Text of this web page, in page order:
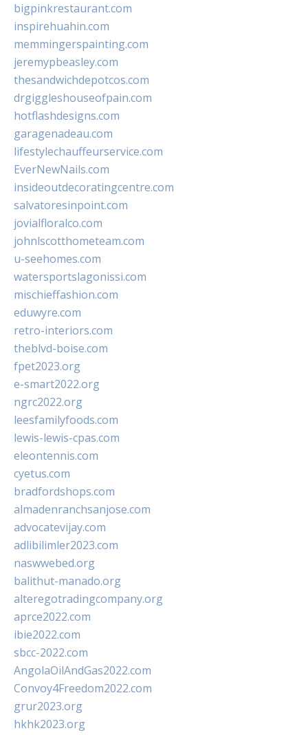
bigpinkrestaurant.com
inspirehuahin.com
memmingerspainting.com
jeremypbeasley.com
thesandwichdepotcos.com
drgiggleshouseofpain.com
hotflashdesigns.com
garagenadeau.com
lifestylechauffeurservice.com
EverNewNails.com
insideoutdecoratingcentre.com
salvatoresinpoint.com
jovialfloralco.com
johnlscotthometeam.com
u-seehomes.com
watersportslagonissi.com
mischieffashion.com
eduwyre.com
retro-interiors.com
theblvd-boise.com
fpet2023.org
e-smart2022.org
ngrc2022.org
leesfamilyfoods.com
lewis-lewis-cpas.com
eleontennis.com
cyetus.com
bradfordshops.com
almadenranchsanjose.com
advocatevijay.com
adlibilimler2023.com
naswwebed.org
balithut-manado.org
alteregotradingcompany.org
aprce2022.com
ibie2022.com
sbcc-2022.com
AngolaOilAndGas2022.com
Convoy4Freedom2022.com
grur2023.org
hkhk2023.org